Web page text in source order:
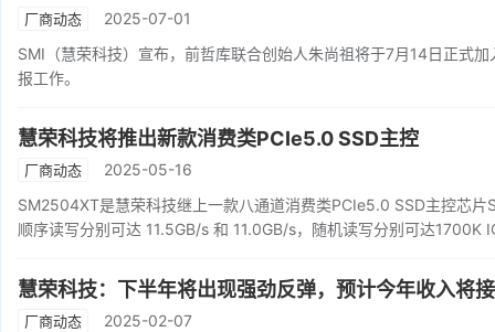
厂商动态
2025-07-01
SMI（慧荣科技）宣布，前哲库联合创始人朱尚祖将于7月14日正式
报工作。
慧荣科技将推出新款消费类PCIe5.0 SSD主控
厂商动态
2025-05-16
SM2504XT是慧荣科技继上一款八通道消费类PCIe5.0 SSD主控芯
顺序读写分别可达 11.5GB/s 和 11.0GB/s，随机读写分别可达
慧荣科技：下半年将出现强劲反弹，预计今年收入将
厂商动态
2025-02-07